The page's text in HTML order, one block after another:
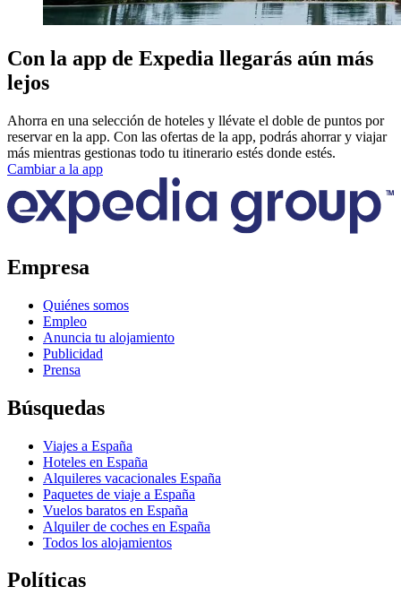
Con la app de Expedia llegarás aún más
lejos
Ahorra en una selección de hoteles y llévate el doble de puntos por
reservar en la app. Con las ofertas de la app, podrás ahorrar y viajar
más mientras gestionas todo tu itinerario estés donde estés.
Cambiar a la app
Empresa
Quiénes somos
Empleo
Anuncia tu alojamiento
Publicidad
Prensa
Búsquedas
Viajes a España
Hoteles en España
Alquileres vacacionales España
Paquetes de viaje a España
Vuelos baratos en España
Alquiler de coches en España
Todos los alojamientos
Políticas